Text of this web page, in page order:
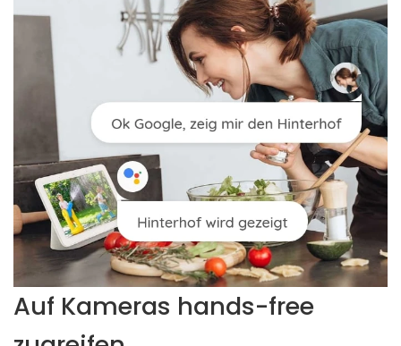
Auf Kameras hands-free